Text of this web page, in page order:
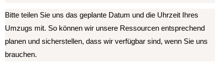
Bitte teilen Sie uns das geplante Datum und die Uhrzeit Ihres
Umzugs mit. So können wir unsere Ressourcen entsprechend
planen und sicherstellen, dass wir verfügbar sind, wenn Sie uns
brauchen.